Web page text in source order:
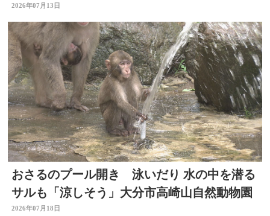
ラート”発表
2026年07月13日
おさるのプール開き 泳いだり 水の中を潜る
サルも「涼しそう」大分市高崎山自然動物園
2026年07月18日